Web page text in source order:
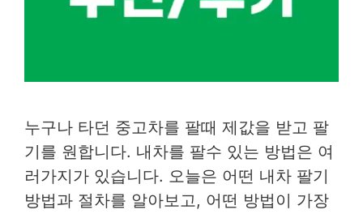
누구나 타던 중고차를 팔때 제값을 받고 팔
기를 원합니다. 내차를 팔수 있는 방법은 여
러가지가 있습니다. 오늘은 어떤 내차 팔기
방법과 절차를 알아보고, 어떤 방법이 가장